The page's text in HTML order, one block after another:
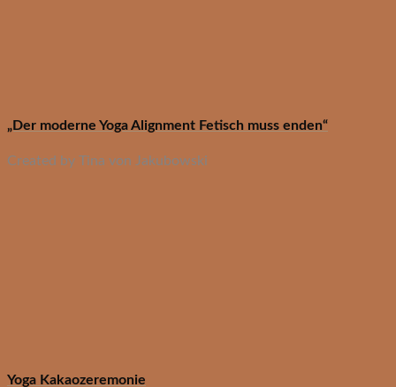
„Der moderne Yoga Alignment Fetisch muss enden“
Created by Tina von Jakubowski
Yoga Kakaozeremonie